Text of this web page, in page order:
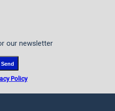
our newsletter
Send
Policy